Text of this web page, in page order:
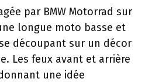
par BMW Motorrad sur
longue moto basse et
découpant sur un décor
Les feux avant et arrière
une idée